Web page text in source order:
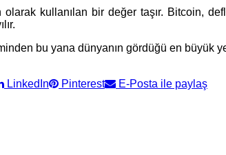
olarak kullanılan bir değer taşır. Bitcoin,
bu yana dünyanın gördüğü en büyük
LinkedIn Pinterest E-Posta ile paylaş